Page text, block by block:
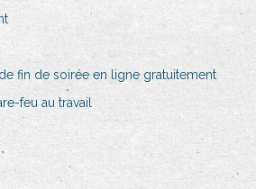
fin de soirée en ligne gratuitement
feu au travail